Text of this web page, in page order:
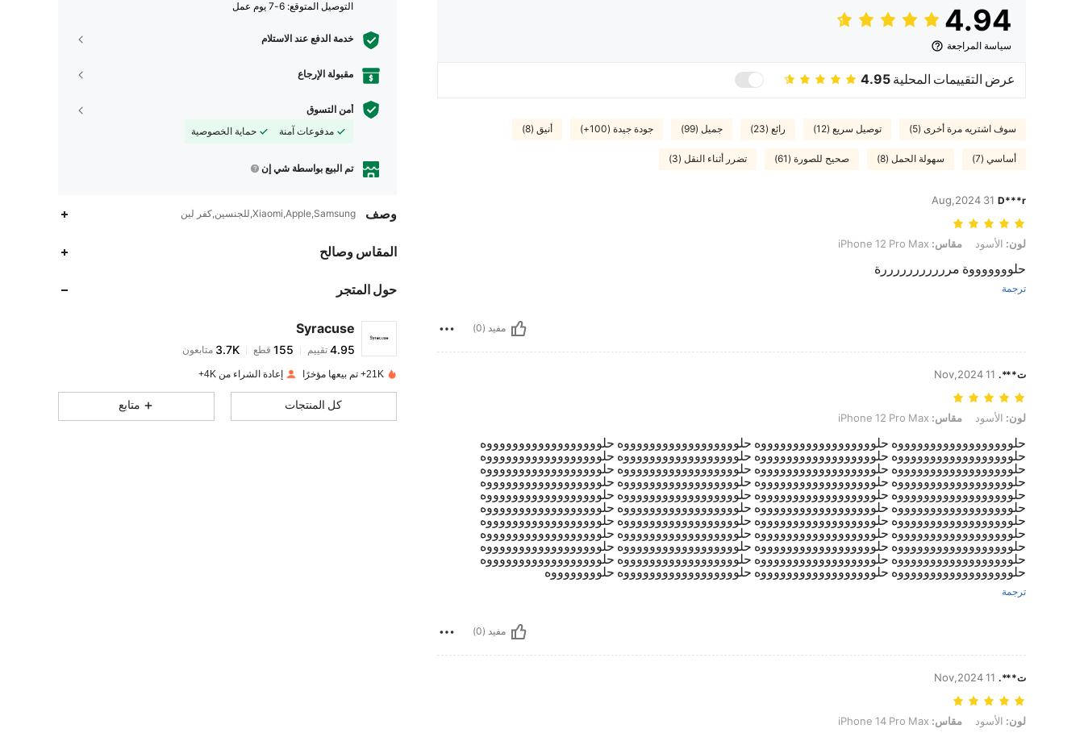
4.94
سياسة المراجعة
عرض التقييمات المحلية 4.95
سوف اشتريه مرة أخرى (5) توصيل سريع (12) رائع (23) جميل (99) جودة جيدة (100+) أنيق (8)
أساسي (7) سهولة الحمل (8) صحيح للصورة (61) تضرر أثناء النقل (3)
D***r
31 Aug,2024
لون: الأسود, مقاس: iPhone 12 Pro Max
لون: الأسود مقاس:
حلوووووووة مرررررررررررة
ترجمة
مفيد (0)
ت***. 11 Nov,2024
لون: الأسود, مقاس: iPhone 12 Pro Max
لون: الأسود مقاس:
حلووووووووووووووووووه حلووووووووووووووووووه حلووووووووووووووووووه حلووووووووووووووووووه
حلووووووووووووووووووه حلووووووووووووووووووه حلووووووووووووووووووه حلووووووووووووووووووه
حلووووووووووووووووووه حلووووووووووووووووووه حلووووووووووووووووووه حلووووووووووووووووووه
حلووووووووووووووووووه حلووووووووووووووووووه حلووووووووووووووووووه حلووووووووووووووووووه
حلووووووووووووووووووه حلووووووووووووووووووه حلووووووووووووووووووه حلووووووووووووووووووه
حلووووووووووووووووووه حلووووووووووووووووووه حلووووووووووووووووووه حلووووووووووووووووووه
حلووووووووووووووووووه حلووووووووووووووووووه حلووووووووووووووووووه حلووووووووووووووووووه
حلووووووووووووووووووه حلووووووووووووووووووه حلووووووووووووووووووه حلووووووووووووووووووه
حلووووووووووووووووووه حلووووووووووووووووووه حلووووووووووووووووووه حلووووووووووووووووووه
حلووووووووووووووووووه حلووووووووووووووووووه حلووووووووووووووووووه حلووووووووووووووووووه
حلووووووووووووووووووه حلووووووووووووووووووه حلووووووووووووووووووه حلووووووووه
ترجمة
مفيد (0)
ت***. 11 Nov,2024
لون: الأسود, مقاس: iPhone 14 Pro Max
لون: الأسود مقاس:
التوصيل المتوقع: 6-7 يوم عمل
خدمة الدفع عند الاستلام
مقبولة الإرجاع
أمن التسوق
مدفوعات آمنة
حماية الخصوصية
تم البيع بواسطة شي إن
وصف Xiaomi,Apple,Samsung,للجنسين,كفر لين
المقاس وصالح
حول المتجر
Syracuse
4.95
4.95 تقييم
s***i تم دفعمنذ 1 يوم
21K+ تم بيعها مؤخرًا إعادة الشراء من 4K+
كل المنتجات متابع